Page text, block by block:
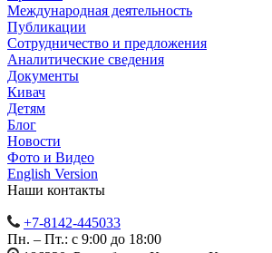
Международная деятельность
Публикации
Сотрудничество и предложения
Аналитические сведения
Документы
Кивач
Детям
Блог
Новости
Фото и Видео
English Version
Наши контакты
+7-8142-445033
Пн. – Пт.: с 9:00 до 18:00